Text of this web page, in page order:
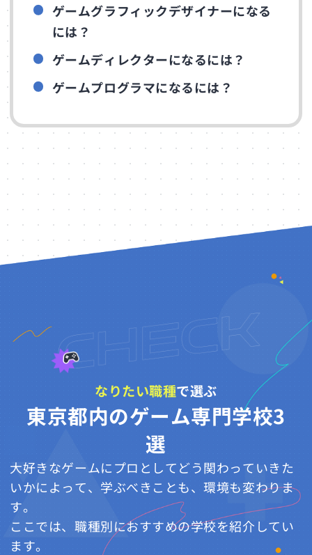
ゲームグラフィックデザイナーになる
には？
ゲームディレクターになるには？
ゲームプログラマになるには？
なりたい職種で選ぶ
東京都内のゲーム専門学校3
選
大好きなゲームにプロとしてどう関わっていきた
いかによって、学ぶべきことも、環境も変わりま
す。
ここでは、職種別におすすめの学校を紹介してい
ます。